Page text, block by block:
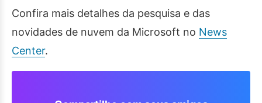
Confira mais detalhes da pesquisa e das
novidades de nuvem da Microsoft no News
Center.